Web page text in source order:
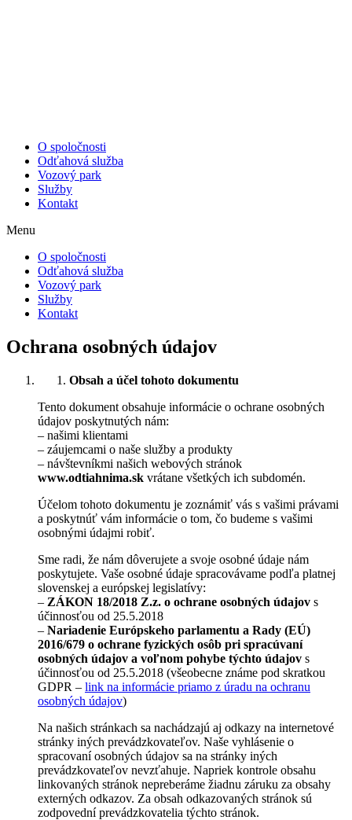
O spoločnosti
Odťahová služba
Vozový park
Služby
Kontakt
Menu
O spoločnosti
Odťahová služba
Vozový park
Služby
Kontakt
Ochrana osobných údajov
Obsah a účel tohoto dokumentu
Tento dokument obsahuje informácie o ochrane osobných
údajov poskytnutých nám:
– našimi klientami
– záujemcami o naše služby a produkty
– návštevníkmi našich webových stránok
www.odtiahnima.sk vrátane všetkých ich subdomén.
Účelom tohoto dokumentu je zoznámiť vás s vašimi právami
a poskytnúť vám informácie o tom, čo budeme s vašimi
osobnými údajmi robiť.
Sme radi, že nám dôverujete a svoje osobné údaje nám
poskytujete. Vaše osobné údaje spracovávame podľa platnej
slovenskej a európskej legislatívy:
– ZÁKON 18/2018 Z.z. o ochrane osobných údajov s
účinnosťou od 25.5.2018
– Nariadenie Európskeho parlamentu a Rady (EÚ)
2016/679 o ochrane fyzických osôb pri spracúvaní
osobných údajov a voľnom pohybe týchto údajov s
účinnosťou od 25.5.2018 (všeobecne známe pod skratkou
GDPR – link na informácie priamo z úradu na ochranu
osobných údajov)
Na našich stránkach sa nachádzajú aj odkazy na internetové
stránky iných prevádzkovateľov. Naše vyhlásenie o
spracovaní osobných údajov sa na stránky iných
prevádzkovateľov nevzťahuje. Napriek kontrole obsahu
linkovaných stránok nepreberáme žiadnu záruku za obsahy
externých odkazov. Za obsah odkazovaných stránok sú
zodpovední prevádzkovatelia týchto stránok.